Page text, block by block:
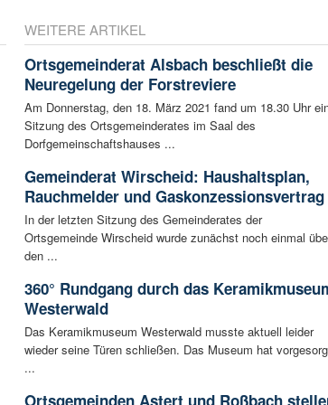
WEITERE ARTIKEL
Ortsgemeinderat Alsbach beschließt die
Neuregelung der Forstreviere
Am Donnerstag, den 18. März 2021 fand um 18.30 Uhr
Sitzung des Ortsgemeinderates im Saal des
Dorfgemeinschaftshauses ...
Gemeinderat Wirscheid: Haushaltsplan,
Rauchmelder und Gaskonzessionsvertrag
In der letzten Sitzung des Gemeinderates der
Ortsgemeinde Wirscheid wurde zunächst noch einmal
den ...
360° Rundgang durch das
Westerwald
Das Keramikmuseum Westerwald musste aktuell leider
wieder seine Türen schließen. Das Museum hat
...
Ortsgemeinden Astert und Roßbach